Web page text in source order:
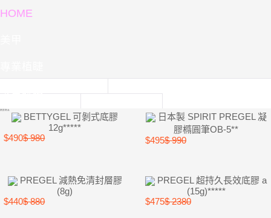
HOME
專業紋繡
熱銷商品
BETTYGEL 可剝式底膠
12g*****
$490$ 980
日本製 SPIRIT PREGEL 凝
膠橢圓筆OB-5**
$495$ 990
PREGEL 減熱免清封層膠
(8g)
$440$ 880
PREGEL 超持久長效底膠 a
(15g)*****
$475$ 2380